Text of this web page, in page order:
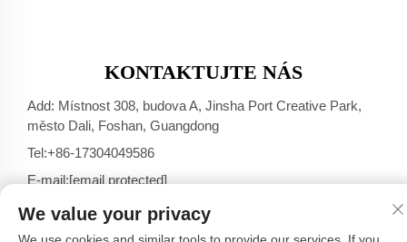
KONTAKTUJTE NÁS
Add: Místnost 308, budova A, Jinsha Port Creative Park,
město Dali, Foshan, Guangdong
Tel:+86-17304049586
E-mail:[email protected]
We value your privacy